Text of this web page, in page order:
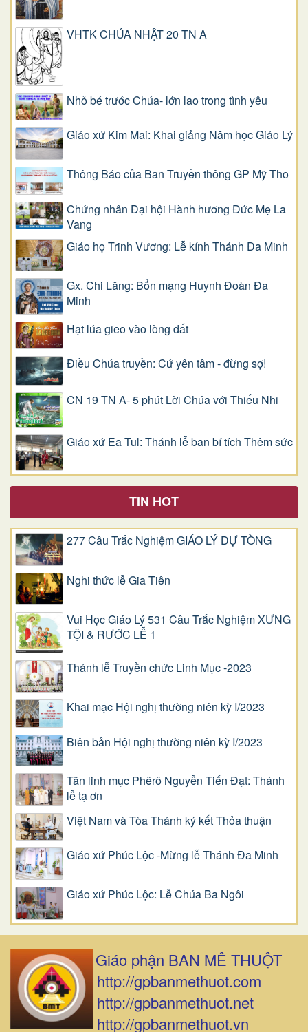
VHTK CHÚA NHẬT 20 TN A
Nhỏ bé trước Chúa- lớn lao trong tình yêu
Giáo xứ Kim Mai: Khai giảng Năm học Giáo Lý
Thông Báo của Ban Truyền thông GP Mỹ Tho
Chứng nhân Đại hội Hành hương Đức Mẹ La
Vang
Giáo họ Trinh Vương: Lễ kính Thánh Đa Minh
Gx. Chi Lăng: Bổn mạng Huynh Đoàn Đa
Minh
Hạt lúa gieo vào lòng đất
Điều Chúa truyền: Cứ yên tâm - đừng sợ!
CN 19 TN A- 5 phút Lời Chúa với Thiếu Nhi
Giáo xứ Ea Tul: Thánh lễ ban bí tích Thêm sức
TIN HOT
277 Câu Trắc Nghiệm GIÁO LÝ DỰ TÒNG
Nghi thức lễ Gia Tiên
Vui Học Giáo Lý 531 Câu Trắc Nghiệm XƯNG
TỘI & RƯỚC LỄ 1
Thánh lễ Truyền chức Linh Mục -2023
Khai mạc Hội nghị thường niên kỳ I/2023
Biên bản Hội nghị thường niên kỳ I/2023
Tân linh mục Phêrô Nguyễn Tiến Đạt: Thánh
lễ tạ ơn
Việt Nam và Tòa Thánh ký kết Thỏa thuận
Giáo xứ Phúc Lộc -Mừng lễ Thánh Đa Minh
Giáo xứ Phúc Lộc: Lễ Chúa Ba Ngôi
Giáo phận BAN MÊ THUỘT
http://gpbanmethuot.com
http://gpbanmethuot.net
http://gpbanmethuot.vn